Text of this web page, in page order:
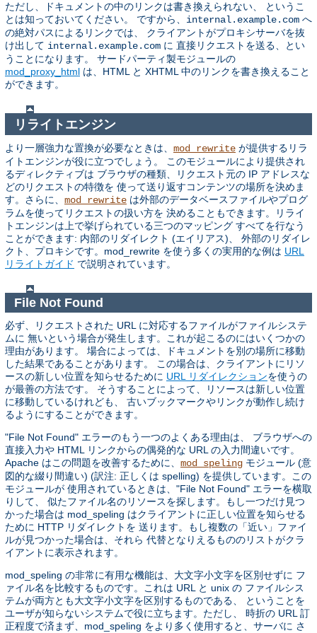
ただし、ドキュメントの中のリンクは書き換えられない、 というこ
とは知っておいてください。 ですから、 internal.example.com へ
の絶対パスによるリンクでは、 クライアントがプロキシサーバを抜
け出して internal.example.com に 直接リクエストを送る、とい
うことになります。 サードパーティ製モジュールの
mod_proxy_html は、HTML と XHTML 中のリンクを書き換えること
ができます。
リライトエンジン
より一層強力な置換が必要なときは、 mod_rewrite が提供するリラ
イトエンジンが役に立つでしょう。 このモジュールにより提供され
るディレクティブは ブラウザの種類、リクエスト元の IP アドレスな
どのリクエストの特徴を 使って送り返すコンテンツの場所を決めま
す。さらに、 mod_rewrite は外部のデータベースファイルやプログ
ラムを使ってリクエストの扱い方を 決めることもできます。リライ
トエンジンは上で挙げられている三つのマッピング すべてを行なう
ことができます: 内部のリダイレクト (エイリアス)、 外部のリダイレ
クト、プロキシです。mod_rewrite を使う多くの実用的な例は URL
リライトガイド で説明されています。
File Not Found
必ず、リクエストされた URL に対応するファイルがファイルシステ
ムに 無いという場合が発生します。これが起こるのにはいくつかの
理由があります。 場合によっては、ドキュメントを別の場所に移動
した結果であることがあります。 この場合は、クライアントにリソ
ースの新しい位置を知らせるために URL リダイレクションを使うの
が最善の方法です。 そうすることによって、リソースは新しい位置
に移動しているけれども、 古いブックマークやリンクが動作し続け
るようにすることができます。
"File Not Found" エラーのもう一つのよくある理由は、 ブラウザへの
直接入力や HTML リンクからの偶発的な URL の入力間違いです。
Apache はこの問題を改善するために、 mod_speling モジュール (意
図的な綴り間違い) (訳注: 正しくは spelling) を提供しています。この
モジュールが 使用されているときは、"File Not Found" エラーを横取
りして、 似たファイル名のリソースを探します。もし一つだけ見つ
かった場合は mod_speling はクライアントに正しい位置を知らせる
ために HTTP リダイレクトを 送ります。もし複数の「近い」ファイ
ルが見つかった場合は、それら 代替となりえるもののリストがクラ
イアントに表示されます。
mod_speling の非常に有用な機能は、大文字小文字を区別せずに フ
ァイル名を比較するものです。これは URL と unix の ファイルシス
テムが両方とも大文字小文字を区別するものである、 ということを
ユーザが知らないシステムで役に立ちます。ただし、 時折の URL 訂
正程度で済まず、mod_speling をより多く使用すると、サーバに さ